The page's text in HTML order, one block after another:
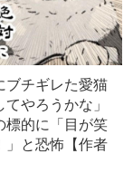
ブチギレた愛猫
てやろうかな」
的に「目が笑
」と恐怖【作者